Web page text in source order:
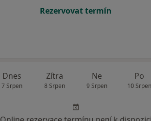
Rezervovat termín
Dnes
7 Srpen
Zítra
8 Srpen
Ne
9 Srpen
Po
10 Srpen